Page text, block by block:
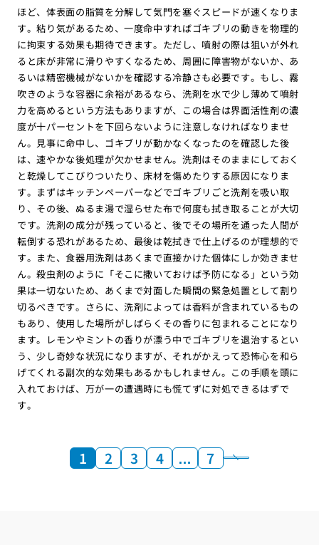
ほど、体表面の脂質を分解して気門を塞ぐスピードが速くなりま
す。粘り気があるため、一度命中すればゴキブリの動きを物理的
に拘束する効果も期待できます。ただし、噴射の際は狙いが外れ
ると床が非常に滑りやすくなるため、周囲に障害物がないか、あ
るいは精密機械がないかを確認する冷静さも必要です。もし、霧
吹きのような容器に余裕があるなら、洗剤を水で少し薄めて噴射
力を高めるという方法もありますが、この場合は界面活性剤の濃
度が十パーセントを下回らないように注意しなければなりませ
ん。見事に命中し、ゴキブリが動かなくなったのを確認した後
は、速やかな後処理が欠かせません。洗剤はそのままにしておく
と乾燥してこびりついたり、床材を傷めたりする原因になりま
す。まずはキッチンペーパーなどでゴキブリごと洗剤を吸い取
り、その後、ぬるま湯で湿らせた布で何度も拭き取ることが大切
です。洗剤の成分が残っていると、後でその場所を通った人間が
転倒する恐れがあるため、最後は乾拭きで仕上げるのが理想的で
す。また、食器用洗剤はあくまで直接かけた個体にしか効きませ
ん。殺虫剤のように「そこに撒いておけば予防になる」という効
果は一切ないため、あくまで対面した瞬間の緊急処置として割り
切るべきです。さらに、洗剤によっては香料が含まれているもの
もあり、使用した場所がしばらくその香りに包まれることになり
ます。レモンやミントの香りが漂う中でゴキブリを退治するとい
う、少し奇妙な状況になりますが、それがかえって恐怖心を和ら
げてくれる副次的な効果もあるかもしれません。この手順を頭に
入れておけば、万が一の遭遇時にも慌てずに対処できるはずで
す。
1 2 3 4 … 7